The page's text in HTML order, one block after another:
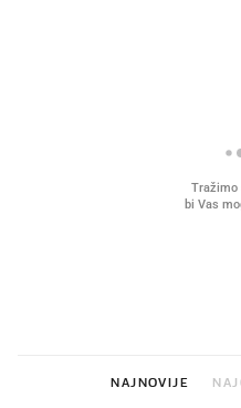
NAJNOVIJE